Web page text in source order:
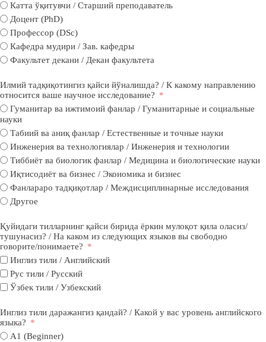
Катта ўқитувчи / Старший преподаватель
Доцент (PhD)
Профессор (DSc)
Кафедра мудири / Зав. кафедры
Факультет декани / Декан факультета
Илмий тадқиқотингиз қайси йўналишда? / К какому направлению
относится ваше научное исследование?
Гуманитар ва ижтимоий фанлар / Гуманитарные и социальные
науки
Табиий ва аниқ фанлар / Естественные и точные науки
Инженерия ва технологиялар / Инженерия и технологии
Тиббиёт ва биологик фанлар / Медицина и биологические науки
Иқтисодиёт ва бизнес / Экономика и бизнес
Фанлараро тадқиқотлар / Междисциплинарные исследования
Другое
Қуйидаги тилларнинг қайси бирида ёркин мулоқот қила оласиз/
тушунасиз? / На каком из следующих языков вы свободно
говорите/понимаете?
Инглиз тили / Английский
Рус тили / Русский
Ўзбек тили / Узбекский
Инглиз тили даражангиз қандай? / Какой у вас уровень английского
языка?
A1 (Beginner)